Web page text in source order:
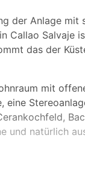
der Anlage mit
Callao Salvaje
das der
mit
und natürlich